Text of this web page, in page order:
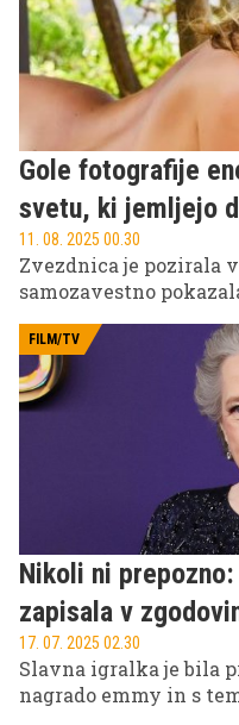
Gole fotografije
svetu, ki jemljejo
11. 08. 2025 00.30
Zvezdnica je pozirala
samozavestno
FILM/TV
Nikoli ni
zapisala v
17. 07. 2025 02.30
Slavna igralka je bila
nagrado emmy in s